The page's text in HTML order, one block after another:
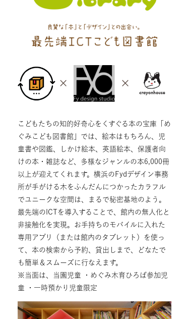
こどもたちの知的好奇心をくすぐる本の宝庫「め
ぐみこども図書館」では、絵本はもちろん、児
童書や図鑑、しかけ絵本、英語絵本、保護者向
けの本・雑誌など、多様なジャンルの本6,000冊
以上が迎えてくれます。横浜のFydデザイン事務
所が手がける木をふんだんにつかったカラフル
でユニークな空間は、まるで秘密基地のよう。
最先端のICTを導入することで、館内の無人化と
非接触化を実現。お手持ちのモバイルに入れた
専用アプリ（または館内のタブレット）を使っ
て、本の検索から予約、貸出しまで、どなたで
も簡単＆スムーズに行なえます。
※当面は、当園児童 ・めぐみ木育ひろば参加児
童 ・一時預かり児童限定